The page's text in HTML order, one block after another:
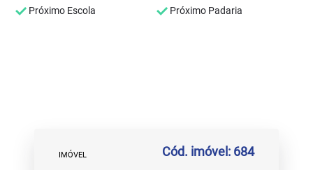
Próximo Escola Próximo Padaria
IMÓVEL Cód. imóvel: 684